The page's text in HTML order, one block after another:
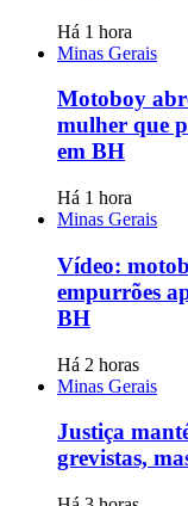
Há 1 hora
Minas Gerais
Motoboy
mulher que
em BH
Há 1 hora
Minas Gerais
Vídeo:
empurrões
BH
Há 2 horas
Minas Gerais
Justiça
grevistas,